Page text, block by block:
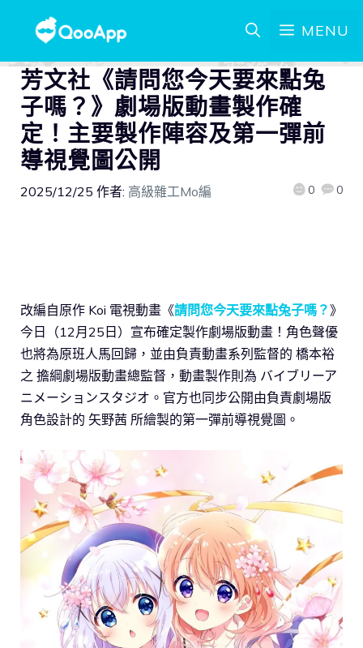
MENU
芳文社《請問您今天要來點兔
子嗎？》劇場版動畫製作確
定！主要製作陣容及第一彈前
導視覺圖公開
2025/12/25 作者: 高級雜工Mo編 0 0
改編自原作 Koi 電視動畫《請問您今天要來點兔子嗎？》
今日（12月25日）宣布確定製作劇場版動畫！角色聲優
也將為原班人馬回歸，並由負責動畫系列監督的 橋本裕
之 擔綱劇場版動畫總監督，動畫製作則為 バイブリーア
ニメーションスタジオ。官方也同步公開由負責劇場版
角色設計的 矢野茜 所繪製的第一彈前導視覺圖。